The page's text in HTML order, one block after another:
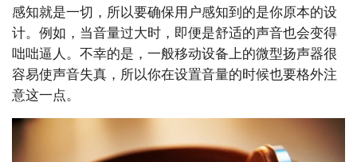
感知就是一切，所以要确保用户感知到的是你原本的设
计。例如，当音量过大时，即便是舒适的声音也会变得
咄咄逼人。不幸的是，一般移动设备上的微型扬声器很
容易使声音失真，所以你在设置音量的时候也要格外注
意这一点。